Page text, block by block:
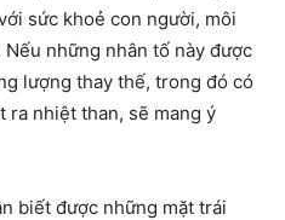
sức khoẻ con người, môi
những nhân tố này được
lượng thay thế, trong đó có
ra nhiệt than, sẽ mang ý
biết được những mặt trái